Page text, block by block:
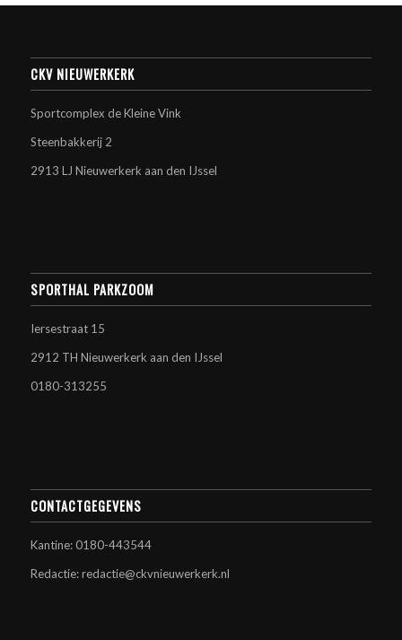
CKV NIEUWERKERK
Sportcomplex de Kleine Vink
Steenbakkerij 2
2913 LJ Nieuwerkerk aan den IJssel
SPORTHAL PARKZOOM
Iersestraat 15
2912 TH Nieuwerkerk aan den IJssel
0180-313255
CONTACTGEGEVENS
Kantine: 0180-443544
Redactie: redactie@ckvnieuwerkerk.nl